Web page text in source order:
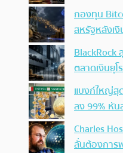
กองทุน
สหรัฐหลังเ
BlackRock
ตลาดเงินยุ
แบงก์ใหญ่สุ
ลง 99% หัน
Charles
ลั่นต้องการ